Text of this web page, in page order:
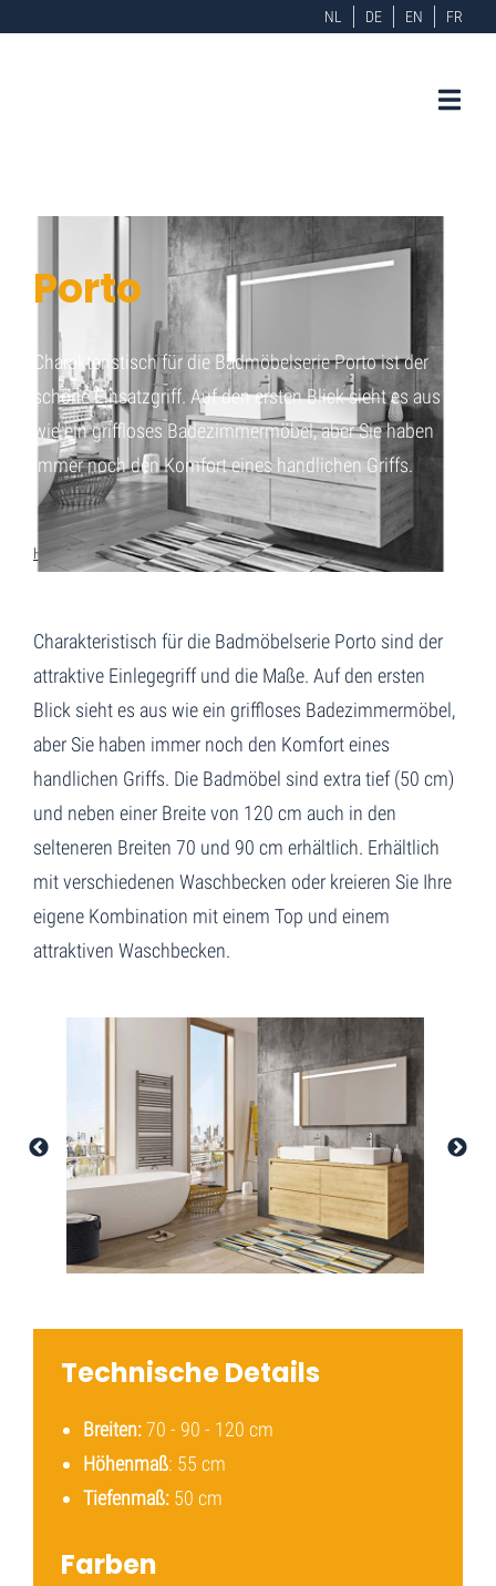
NL DE EN FR
Porto
Charakteristisch für die Badmöbelserie Porto ist der
schöne Einsatzgriff. Auf den ersten Blick sieht es aus
wie ein griffloses Badezimmermöbel, aber Sie haben
immer noch den Komfort eines handlichen Griffs.
Home Porto
Charakteristisch für die Badmöbelserie Porto sind der
attraktive Einlegegriff und die Maße. Auf den ersten
Blick sieht es aus wie ein griffloses Badezimmermöbel,
aber Sie haben immer noch den Komfort eines
handlichen Griffs. Die Badmöbel sind extra tief (50 cm)
und neben einer Breite von 120 cm auch in den
selteneren Breiten 70 und 90 cm erhältlich. Erhältlich
mit verschiedenen Waschbecken oder kreieren Sie Ihre
eigene Kombination mit einem Top und einem
attraktiven Waschbecken.
Technische Details
Breiten:70 - 90 - 120 cm
Höhenmaß: 55 cm
Tiefenmaß: 50 cm
Farben